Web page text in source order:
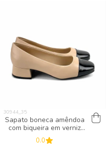
Sapato boneca amêndoa
com biqueira em verniz
preta & salto bloco
0.0